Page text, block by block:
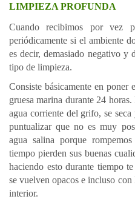
LIMPIEZA PROFUNDA
Cuando recibimos por vez
periódicamente si el ambiente
es decir, demasiado negativo y
tipo de limpieza.
Consiste básicamente en poner
gruesa marina durante 24
agua corriente del grifo, se
puntualizar que no es muy
agua salina porque
tiempo pierden sus buenas
haciendo esto durante tiempo
se vuelven opacos e incluso con
interior.